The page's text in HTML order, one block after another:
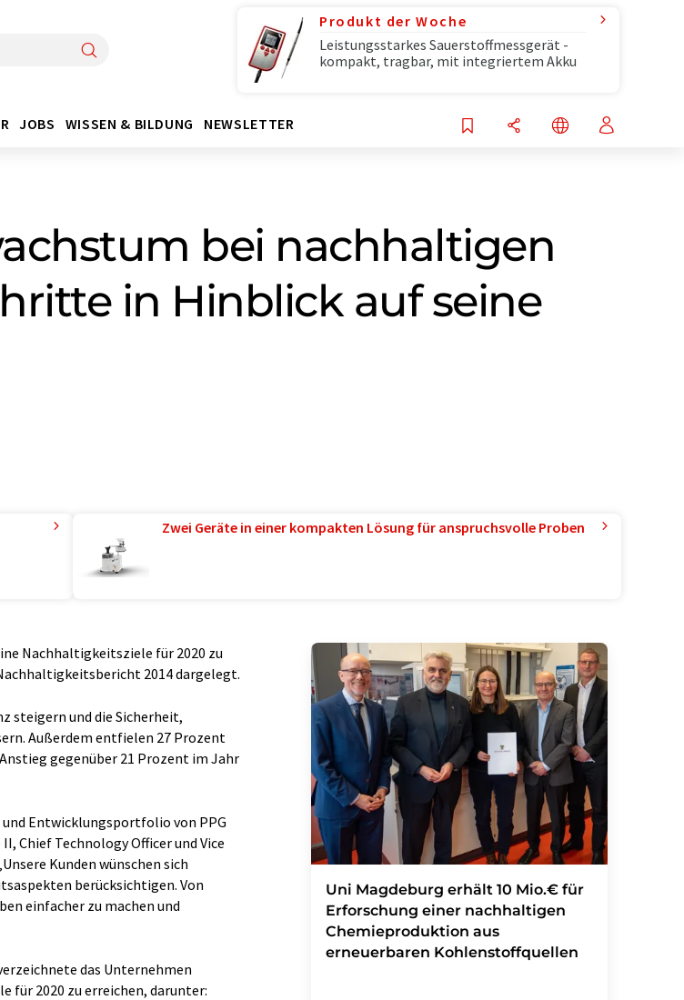
Produkt der Woche
Leistungsstarkes Sauerstoffmessgerät -
kompakt, tragbar, mit integriertem Akku
JOBS WISSEN & BILDUNG NEWSLETTER
bei nachhaltigen
in Hinblick auf seine
Zwei Geräte in einer kompakten Lösung für anspruchsvolle Proben
Nachhaltigkeitsziele für 2020 zu
2014 dargelegt.
steigern und die Sicherheit,
Außerdem entfielen 27 Prozent
gegenüber 21 Prozent im Jahr
und Entwicklungsportfolio von PPG
Chief Technology Officer und Vice
Kunden wünschen sich
berücksichtigen. Von
einfacher zu machen und
das Unternehmen
für 2020 zu erreichen, darunter:
Uni Magdeburg erhält 10 Mio.€ für
Erforschung einer nachhaltigen
Chemieproduktion aus
erneuerbaren Kohlenstoffquellen